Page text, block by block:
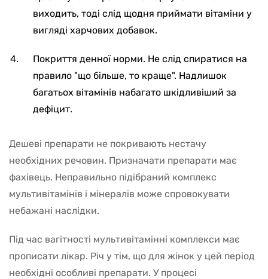
виходить, тоді слід щодня приймати вітаміни у
вигляді харчових добавок.
Покриття денної норми. Не слід спиратися на
правило "що більше, то краще". Надлишок
багатьох вітамінів набагато шкідливіший за
дефіцит.
Дешеві препарати не покривають нестачу
необхідних речовин. Призначати препарати має
фахівець. Неправильно підібраний комплекс
мультивітамінів і мінералів може спровокувати
небажані наслідки.
Під час вагітності мультивітамінні комплекси має
прописати лікар. Річ у тім, що для жінок у цей період
необхідні особливі препарати. У процесі